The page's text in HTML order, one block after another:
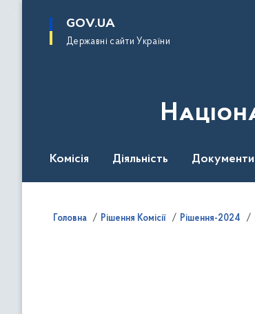
основного
GOV.UA
Державні сайти України
Комісія Діяльність Документи
Головна Рішення Комісії Рішення-2024